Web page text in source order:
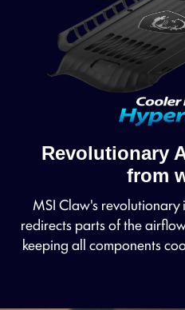
Revolutionary
from
MSI Claw's
redirects parts of the
keeping all components